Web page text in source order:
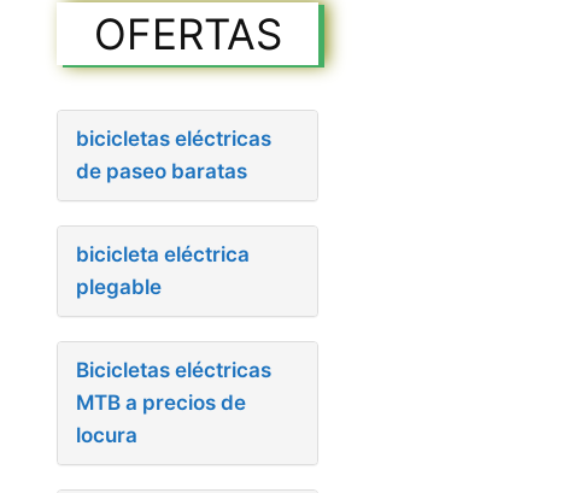
OFERTAS
bicicletas eléctricas
de paseo baratas
bicicleta eléctrica
plegable
Bicicletas eléctricas
MTB a precios de
locura